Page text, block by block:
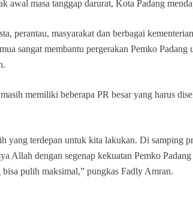
awal masa tanggap darurat, Kota Padang
perantau, masyarakat dan berbagai
sangat membantu pergerakan Pemko
memiliki beberapa PR besar yang harus
yang terdepan untuk kita lakukan. Di samping
Allah dengan segenap kekuatan Pemko
pulih maksimal,” pungkas Fadly Amran.